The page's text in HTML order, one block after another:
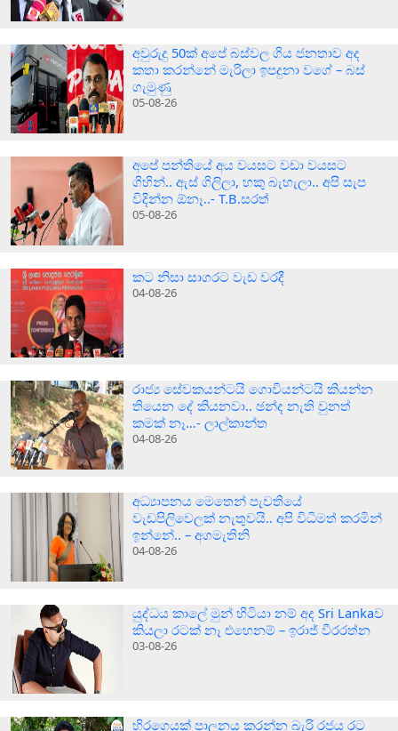
අවුරුදු 50ක් අපේ බස්වල ගිය ජනතාව අද
කතා කරන්නේ මැරිලා ඉපදුනා වගේ – බස්
ගැමුණු
05-08-26
අපේ පන්තියේ අය වයසට වඩා වයසට
ගිහින්.. ඇස් ගිලිලා, හකු බැහැලා.. අපි සැප
විදින්න ඕනෑ..- T.B.සරත්
05-08-26
කට නිසා සාගරට වැඩ වරදී
04-08-26
රාජ්‍ය සේවකයන්ටයි ගොවියන්ටයි කියන්න
තියෙන දේ කියනවා.. ඡන්ද නැති වුනත්
කමක් නෑ…- ලාල්කාන්ත
04-08-26
අධ්‍යාපනය මෙතෙන් පැවතියේ
වැඩපිලිවෙලක් නැතුවයි.. අපි විධිමත් කරමින්
ඉන්නේ.. – අගමැතිනි
04-08-26
යුද්ධය කාලේ මුන් හිටියා නම් අද Sri Lankaව
කියලා රටක් නෑ එහෙනම් – ඉරාජ් වීරරත්න
03-08-26
හිරගෙයක් පාලනය කරන්න බැරි රජය රට